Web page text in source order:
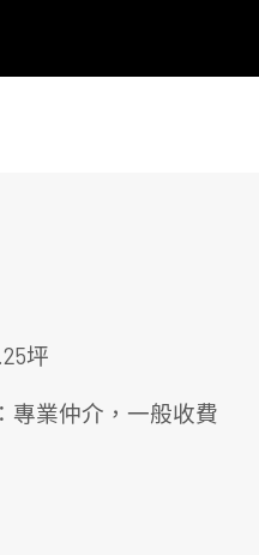
坪
專業仲介，一般收費